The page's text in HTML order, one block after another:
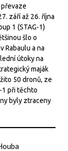
září až 26. října
1 (STAG-1)
šlo o
Rabaulu a na
útoky na
maják
50 dronů, ze
1 při těchto
byly ztraceny